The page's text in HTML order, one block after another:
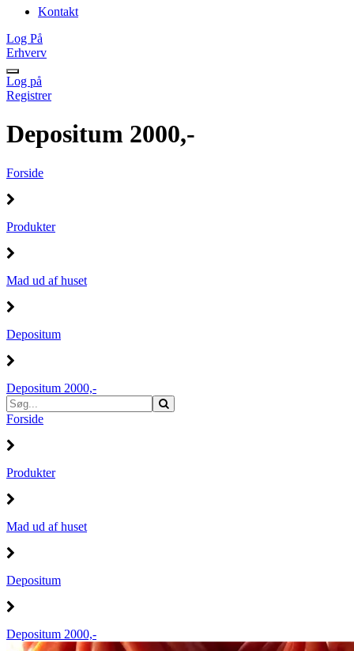
Kontakt
Log På
Erhverv
Log på
Registrer
Depositum 2000,-
Forside
Produkter
Mad ud af huset
Depositum
Depositum 2000,-
Forside
Produkter
Mad ud af huset
Depositum
Depositum 2000,-